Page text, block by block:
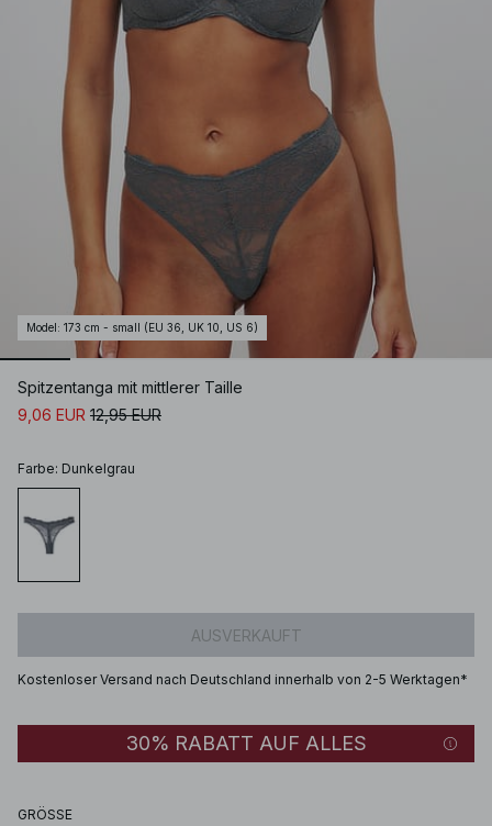
Model : 173 cm - small (EU 36, UK 10, US 6)
Spitzentanga mit mittlerer Taille
9,06 EUR 12,95 EUR
Farbe: Dunkelgrau
AUSVERKAUFT
Kostenloser Versand nach Deutschland innerhalb von 2-5 Werktagen*
30% RABATT AUF ALLES
GRÖSSE